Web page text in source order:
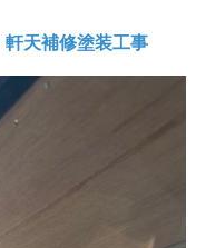
天補修塗装工事